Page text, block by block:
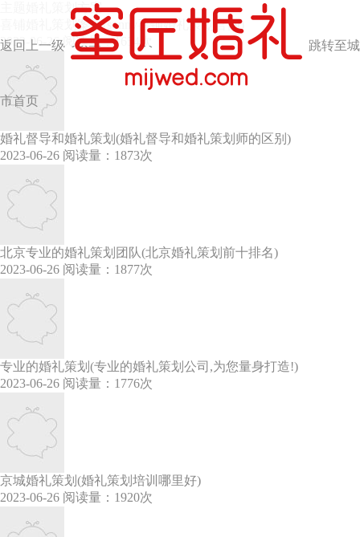
返回上一级 跳转至城
市首页
主题婚礼策划方案
喜铺婚礼策划案例(sunny喜铺婚礼策划官网)
2023-06-26 阅读量：1654次
婚礼督导和婚礼策划(婚礼督导和婚礼策划师的区别)
2023-06-26 阅读量：1873次
北京专业的婚礼策划团队(北京婚礼策划前十排名)
2023-06-26 阅读量：1877次
专业的婚礼策划(专业的婚礼策划公司,为您量身打造!)
2023-06-26 阅读量：1776次
京城婚礼策划(婚礼策划培训哪里好)
2023-06-26 阅读量：1920次